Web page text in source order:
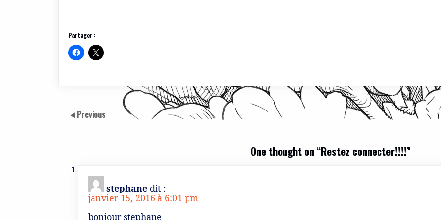
Partager :
Previous
One thought on “Restez connecter!!!!”
stephane dit :
janvier 15, 2016 à 6:01 pm
bonjour stephane